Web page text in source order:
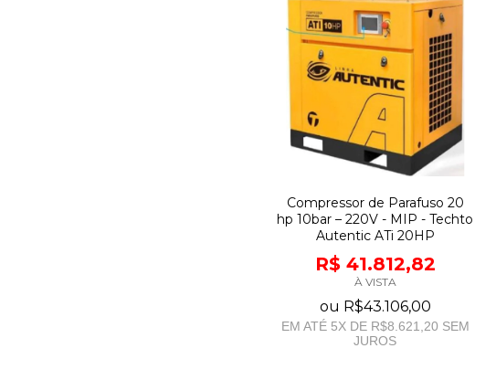
Compressor de Parafuso 20
hp 10bar – 220V - MIP - Techto
Autentic ATi 20HP
R$ 41.812,82
À VISTA
ou R$43.106,00
EM ATÉ 5X DE R$8.621,20 SEM
JUROS